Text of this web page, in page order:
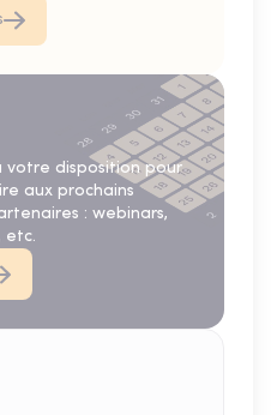
votre disposition pour
aux prochains
: webinars,
etc.